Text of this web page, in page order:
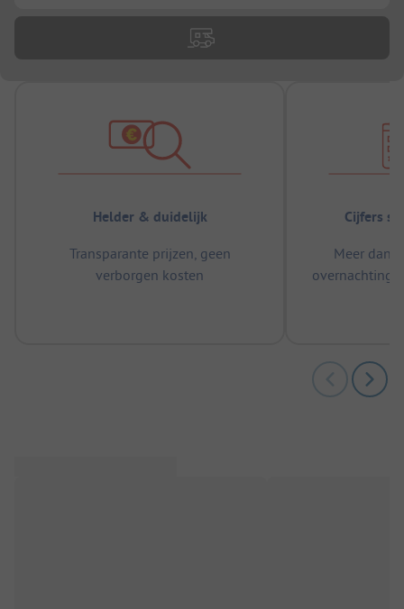
Helder & duidelijk
Transparante prijzen, geen
verborgen kosten
Cijfers
Meer dan